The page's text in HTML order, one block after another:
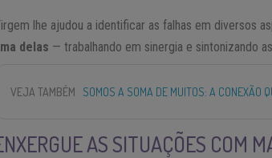
lhe ajudou a identificar as falhas em diversos
delas — trabalhando em sinergia e sintonizando
VEJA TAMBÉM SOMOS A SOMA DE MUITOS: A CONEXÃO
AS SITUAÇÕES COM